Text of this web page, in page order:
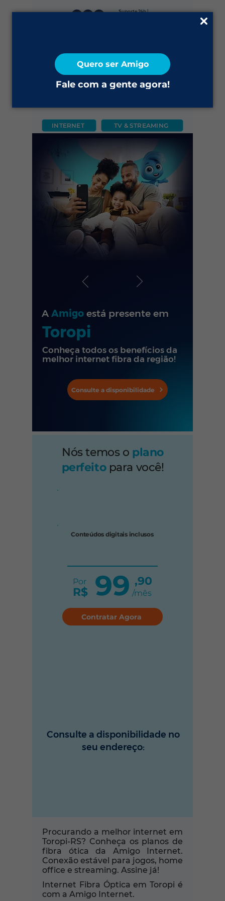
Quero ser Amigo
Fale com a gente agora!
Suporte 24h |
2ª via do Boleto
INTERNET TV & STREAMING
A Amigo está presente em
Toropi
Conheça todos os benefícios da
melhor internet fibra da região!
Consulte a disponibilidade
Nós temos o plano
perfeito para você!
Conteúdos digitais inclusos
Por
R$ 99 ,90
/mês
Contratar Agora
Consulte a disponibilidade no
seu endereço:
Procurando a melhor internet em
Toropi-RS? Conheça os planos de
fibra ótica da Amigo Internet.
Conexão estável para jogos, home
office e streaming. Assine já!
Internet Fibra Óptica em Toropi é
com a Amigo Internet.